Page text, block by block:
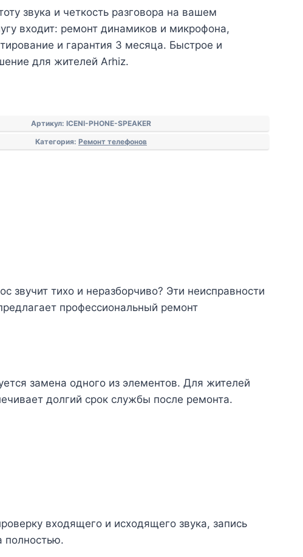
звука и четкость разговора на вашем
входит: ремонт динамиков и микрофона,
и гарантия 3 месяца. Быстрое и
для жителей Arhiz.
Артикул: ICENI-PHONE-SPEAKER
Категория: Ремонт телефонов
звучит тихо и неразборчиво? Эти неисправности
профессиональный ремонт
замена одного из элементов. Для жителей
долгий срок службы после ремонта.
входящего и исходящего звука, запись
полностью.